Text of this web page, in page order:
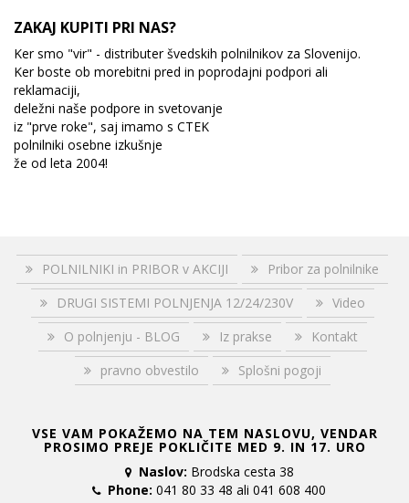
ZAKAJ KUPITI PRI NAS?
Ker smo "vir" - distributer švedskih polnilnikov za Slovenijo.
Ker boste ob morebitni pred in poprodajni podpori ali
reklamaciji,
deležni naše podpore in svetovanje
iz "prve roke", saj imamo s CTEK
polnilniki osebne izkušnje
že od leta 2004!
POLNILNIKI in PRIBOR v AKCIJI
Pribor za polnilnike
DRUGI SISTEMI POLNJENJA 12/24/230V
Video
O polnjenju - BLOG
Iz prakse
Kontakt
pravno obvestilo
Splošni pogoji
VSE VAM POKAŽEMO NA TEM NASLOVU, VENDAR
PROSIMO PREJE POKLIČITE MED 9. IN 17. URO
Naslov: Brodska cesta 38
Phone: 041 80 33 48 ali 041 608 400